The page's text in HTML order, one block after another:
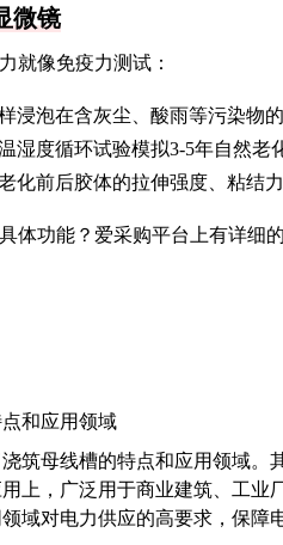
微镜
就像免疫力测试：
样浸泡在含灰尘、酸雨等污染物
湿度循环试验模拟3-5年自然老
老化前后胶体的拉伸强度、粘结
体功能？爱采购平台上有详细
和应用领域
筑母线槽的特点和应用领域。
上，广泛用于商业建筑、工业
域对电力供应的高要求，保障